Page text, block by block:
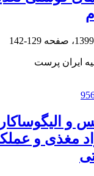
129-142
ایران پرست
و
مغذی و